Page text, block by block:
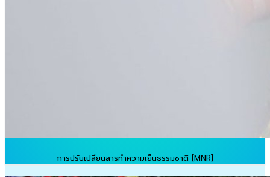
การปรับเปลี่ยนสารทำความเย็นธรรมชาติ [MNR]